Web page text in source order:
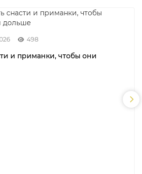
498
и приманки, чтобы они